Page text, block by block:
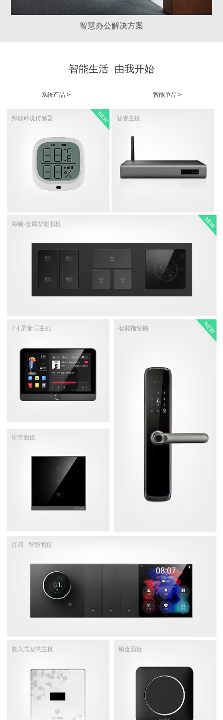
智慧办公解决方案
智能生活 由我开始
系统产品 > 智能单品 >
邦德环境传感器 智睿主机
海顿·金属智能面板
7寸屏音乐主机
星空面板
智能指纹锁
肖邦 · 智能面板
嵌入式智慧主机 铂金面板